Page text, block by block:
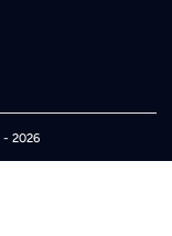
- 2026